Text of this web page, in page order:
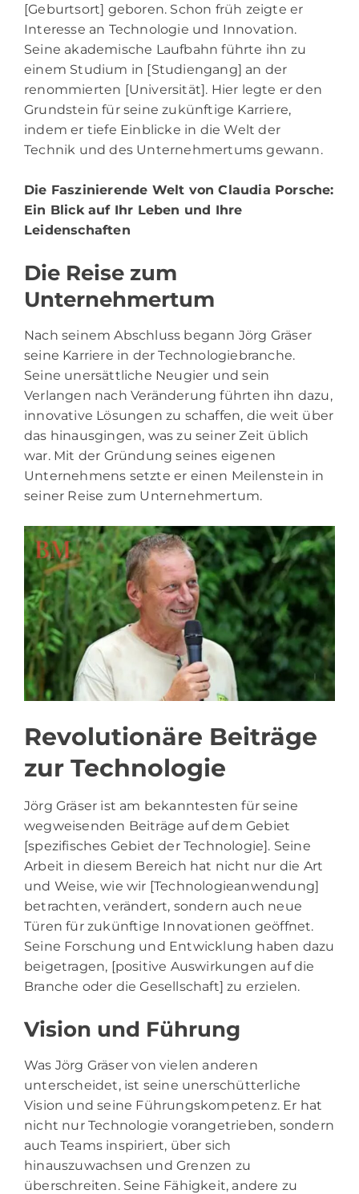
[Geburtsort] geboren. Schon früh zeigte er
Interesse an Technologie und Innovation.
Seine akademische Laufbahn führte ihn zu
einem Studium in [Studiengang] an der
renommierten [Universität]. Hier legte er den
Grundstein für seine zukünftige Karriere,
indem er tiefe Einblicke in die Welt der
Technik und des Unternehmertums gewann.
Die Faszinierende Welt von Claudia Porsche:
Ein Blick auf Ihr Leben und Ihre
Leidenschaften
Die Reise zum
Unternehmertum
Nach seinem Abschluss begann Jörg Gräser
seine Karriere in der Technologiebranche.
Seine unersättliche Neugier und sein
Verlangen nach Veränderung führten ihn dazu,
innovative Lösungen zu schaffen, die weit über
das hinausgingen, was zu seiner Zeit üblich
war. Mit der Gründung seines eigenen
Unternehmens setzte er einen Meilenstein in
seiner Reise zum Unternehmertum.
Revolutionäre Beiträge
zur Technologie
Jörg Gräser ist am bekanntesten für seine
wegweisenden Beiträge auf dem Gebiet
[spezifisches Gebiet der Technologie]. Seine
Arbeit in diesem Bereich hat nicht nur die Art
und Weise, wie wir [Technologieanwendung]
betrachten, verändert, sondern auch neue
Türen für zukünftige Innovationen geöffnet.
Seine Forschung und Entwicklung haben dazu
beigetragen, [positive Auswirkungen auf die
Branche oder die Gesellschaft] zu erzielen.
Vision und Führung
Was Jörg Gräser von vielen anderen
unterscheidet, ist seine unerschütterliche
Vision und seine Führungskompetenz. Er hat
nicht nur Technologie vorangetrieben, sondern
auch Teams inspiriert, über sich
hinauszuwachsen und Grenzen zu
überschreiten. Seine Fähigkeit, andere zu